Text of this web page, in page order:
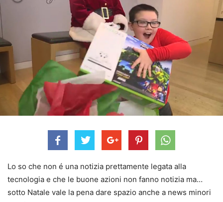
Lo so che non é una notizia prettamente legata alla
tecnologia e che le buone azioni non fanno notizia ma…
sotto Natale vale la pena dare spazio anche a news minori